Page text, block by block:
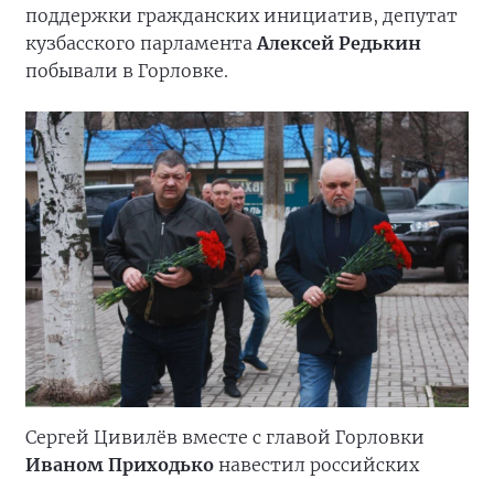
поддержки гражданских инициатив, депутат
кузбасского парламента Алексей Редькин
побывали в Горловке.
Сергей Цивилёв вместе с главой Горловки
Иваном Приходько навестил российских